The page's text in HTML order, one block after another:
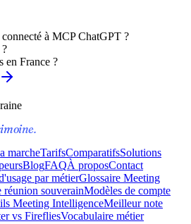
à MCP ChatGPT ?
en France ?
marcheTarifsComparatifsSolutions
BlogFAQÀ proposContact
par métierGlossaire Meeting
souverainModèles de compte
Meeting IntelligenceMeilleur note
vs FirefliesVocabulaire métier